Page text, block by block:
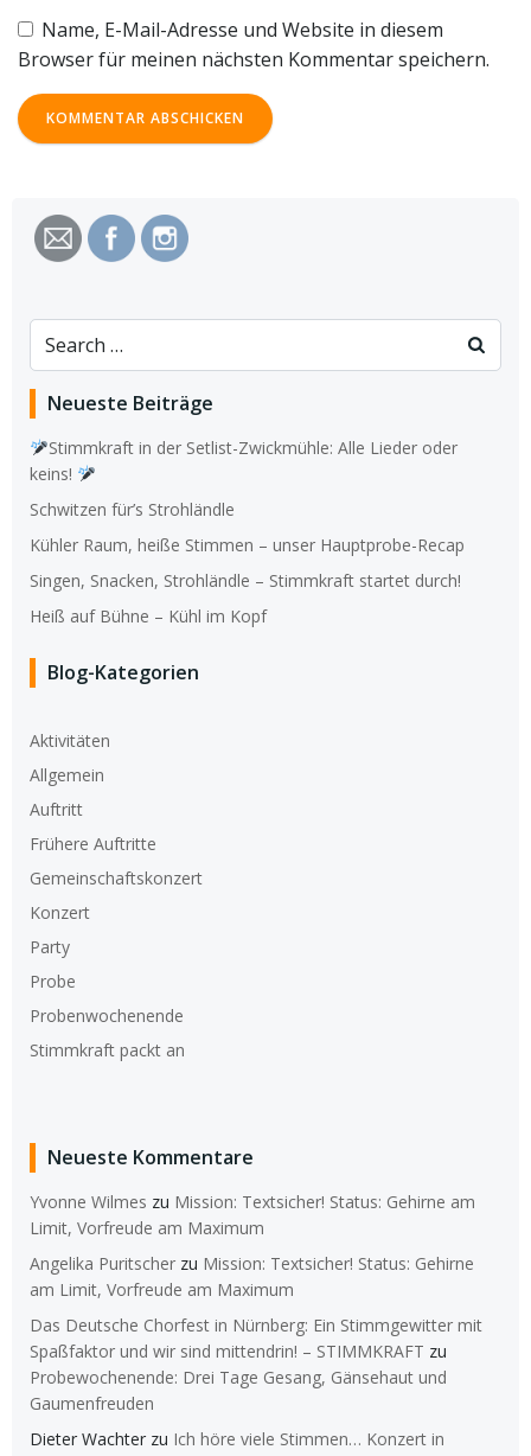
Name, E-Mail-Adresse und Website in diesem
Browser für meinen nächsten Kommentar speichern.
Search
for:
Neueste Beiträge
Stimmkraft in der Setlist-Zwickmühle: Alle Lieder oder
keins!
Schwitzen für’s Strohländle
Kühler Raum, heiße Stimmen – unser Hauptprobe-Recap
Singen, Snacken, Strohländle – Stimmkraft startet durch!
Heiß auf Bühne – Kühl im Kopf
Blog-Kategorien
Aktivitäten
Allgemein
Auftritt
Frühere Auftritte
Gemeinschaftskonzert
Konzert
Party
Probe
Probenwochenende
Stimmkraft packt an
Neueste Kommentare
Yvonne Wilmes zu Mission: Textsicher! Status: Gehirne am
Limit, Vorfreude am Maximum
Angelika Puritscher zu Mission: Textsicher! Status: Gehirne
am Limit, Vorfreude am Maximum
Das Deutsche Chorfest in Nürnberg: Ein Stimmgewitter mit
Spaßfaktor und wir sind mittendrin! – STIMMKRAFT zu
Probewochenende: Drei Tage Gesang, Gänsehaut und
Gaumenfreuden
Dieter Wachter zu Ich höre viele Stimmen… Konzert in